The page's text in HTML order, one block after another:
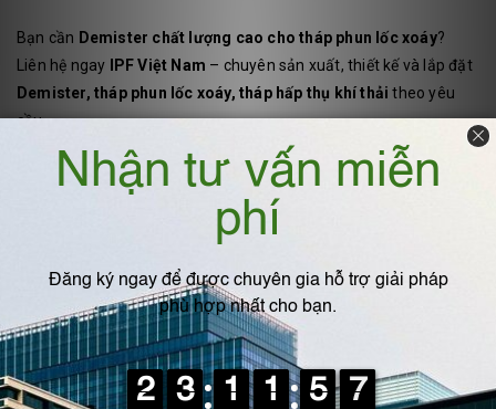
Bạn cần Demister chất lượng cao cho tháp phun lốc xoáy?
Liên hệ ngay
IPF Việt Nam – chuyên sản xuất, thiết kế và lắp đặt
Demister, tháp phun lốc xoáy, tháp hấp thụ khí thải theo yêu
cầu.
Website:www.ipf-vn.com
Địa chỉ : Ngãi Cầu - An Khánh- Hà Nội